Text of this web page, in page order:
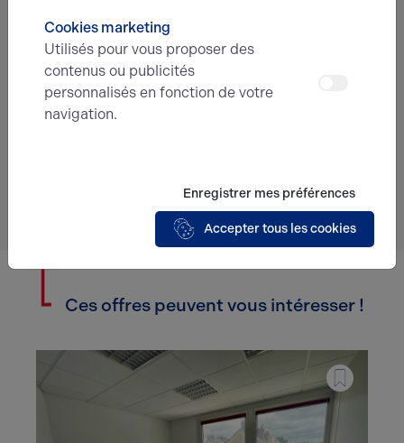
En soumettant ce formulaire, j'accepte que
les informations saisies soient exploitées
dans le cadre de ma demande et de la
relation commerciale qui peut en découler.*
Ces offres peuvent vous intéresser !
Cookies marketing
Utilisés pour vous proposer des
contenus ou publicités
personnalisés en fonction de votre
navigation.
Enregistrer mes préférences
Accepter tous les cookies